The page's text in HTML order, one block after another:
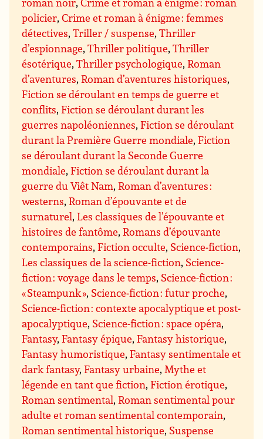
policier,Crime et roman à énigme : femmes
détectives,Triller / suspense,Thriller
d’espionnage,Thriller politique,Thriller
ésotérique,Thriller psychologique,Roman
d’aventures,Roman d’aventures historiques,
Fiction se déroulant en temps de guerre et
conflits,Fiction se déroulant durant les
guerres napoléoniennes,Fiction se déroulant
durant la Première Guerre mondiale,Fiction
se déroulant durant la Seconde Guerre
mondiale,Fiction se déroulant durant la
guerre du Viêt Nam,Roman d’aventures :
westerns,Roman d’épouvante et de
surnaturel,Les classiques de l’épouvante et
histoires de fantôme,Romans d’épouvante
contemporains,Fiction occulte, Science-fiction,
Les classiques de la science-fiction, Science-
fiction : voyage dans le temps, Science-fiction :
« Steampunk », Science-fiction : futur proche,
Science-fiction : contexte apocalyptique et post-
apocalyptique, Science-fiction : space opéra,
Fantasy,Fantasy épique,Fantasy historique,
Fantasy humoristique,Fantasy sentimentale et
dark fantasy,Fantasy urbaine,Mythe et
légende en tant que fiction,Fiction érotique,
Roman sentimental,Roman sentimental pour
adulte et roman sentimental contemporain,
Roman sentimental historique, Suspense